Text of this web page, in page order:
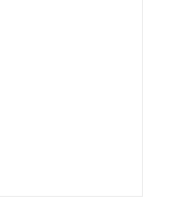
mängd